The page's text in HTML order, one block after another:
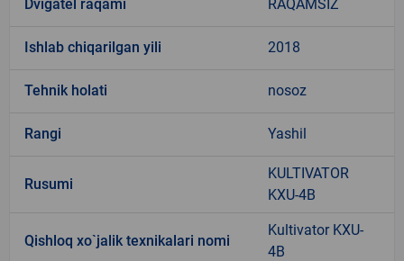
Dvigatel raqami RAQAMSIZ
Ishlab chiqarilgan yili 2018
Tehnik holati nosoz
Rangi Yashil
Rusumi
KULTIVATOR
KXU-4B
Qishloq xo`jalik texnikalari nomi
Kultivator KXU-
4B